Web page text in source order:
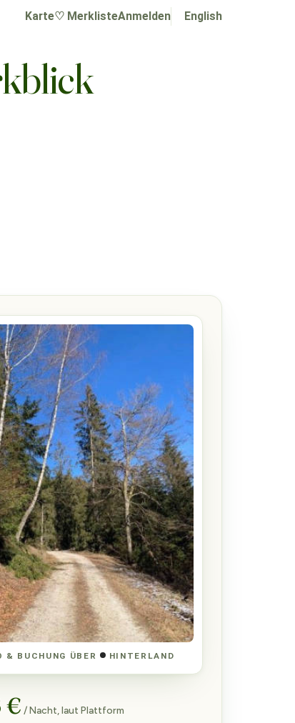
Karte♡ MerklisteAnmelden English
& BUCHUNG ÜBER HINTERLAND
€ / Nacht, laut Plattform